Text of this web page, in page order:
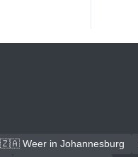
🇿🇦 Weer in Johannesburg